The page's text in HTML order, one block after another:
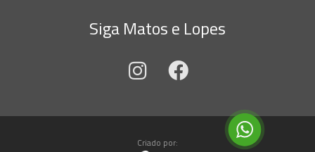
Siga Matos e Lopes
Criado por: